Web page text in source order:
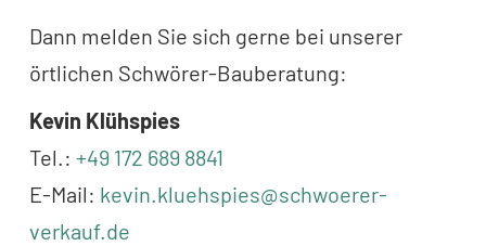
Dann melden Sie sich gerne bei unserer
örtlichen Schwörer-Bauberatung:
Kevin Klühspies
Tel.: +49 172 689 8841
E-Mail: kevin.kluehspies@schwoerer-
verkauf.de